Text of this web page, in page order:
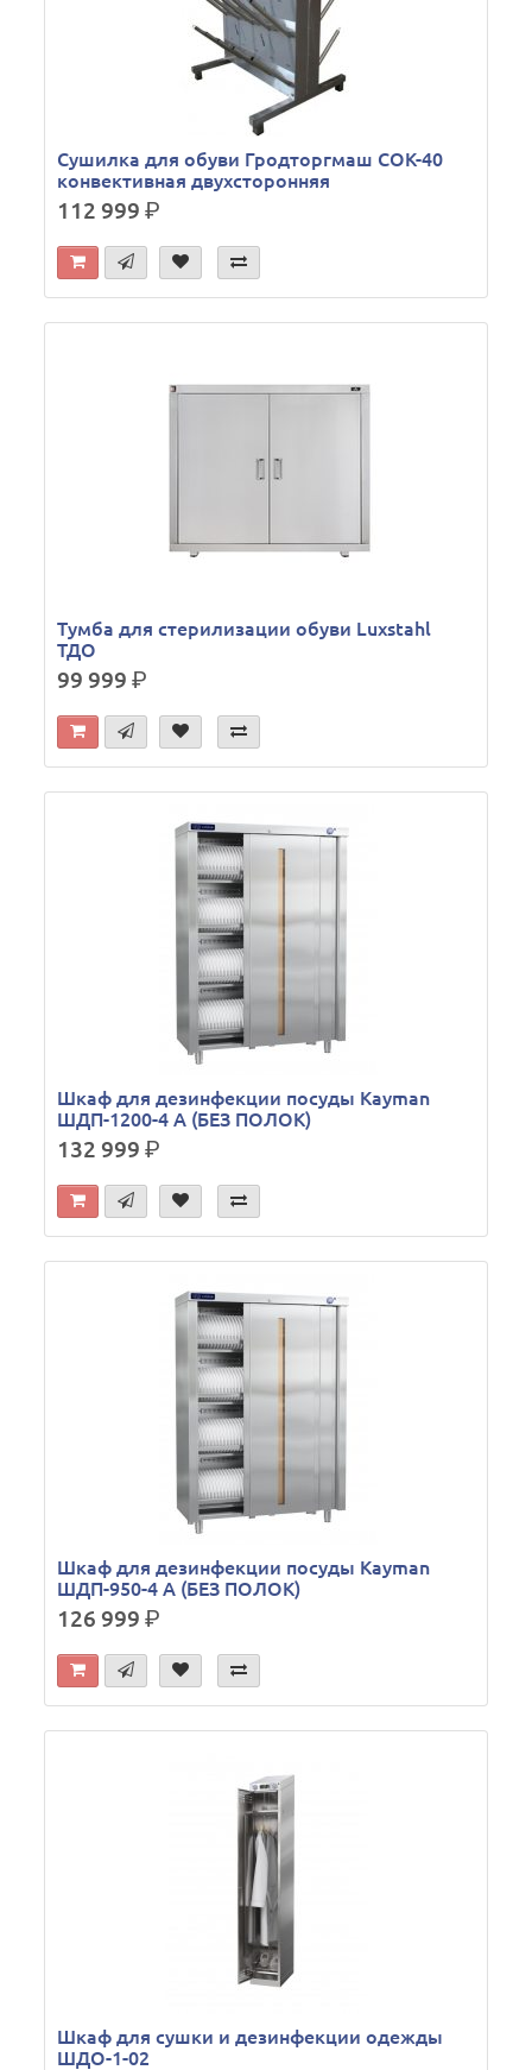
Сушилка для обуви Гродторгмаш СОК-40
конвективная двухсторонняя
112 999р.
Тумба для стерилизации обуви Luxstahl
ТДО
99 999р.
Шкаф для дезинфекции посуды Kayman
ШДП-1200-4 А (БЕЗ ПОЛОК)
132 999р.
Шкаф для дезинфекции посуды Kayman
ШДП-950-4 А (БЕЗ ПОЛОК)
126 999р.
Шкаф для сушки и дезинфекции одежды
ШДО-1-02